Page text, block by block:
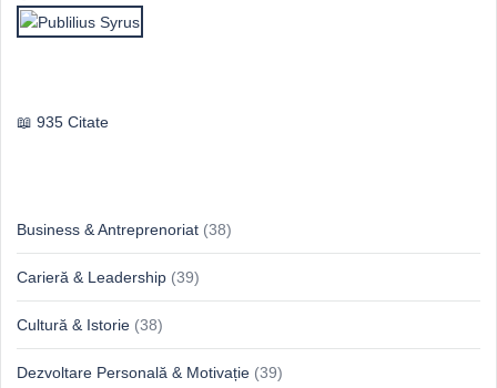
935 Citate
Business & Antreprenoriat (38)
Carieră & Leadership (39)
Cultură & Istorie (38)
Dezvoltare Personală & Motivație (39)